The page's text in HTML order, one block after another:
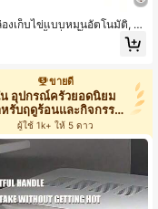
องเก็บไข่แบบหมุนอัตโนมัติ, ชั้
ประหยัดพื้นที่ 4 ชั้น บรรจุไข่ได้
ที่เก็บไข่พลาสติกสำหรับตู้เย็น,
ขายดี
อุปกรณ์ครัวยอดนิยม
รับฤดูร้อนและกิจกรรม
กลางแจ
ผู้ใช้ 1k+ ให้ 5 ดาว